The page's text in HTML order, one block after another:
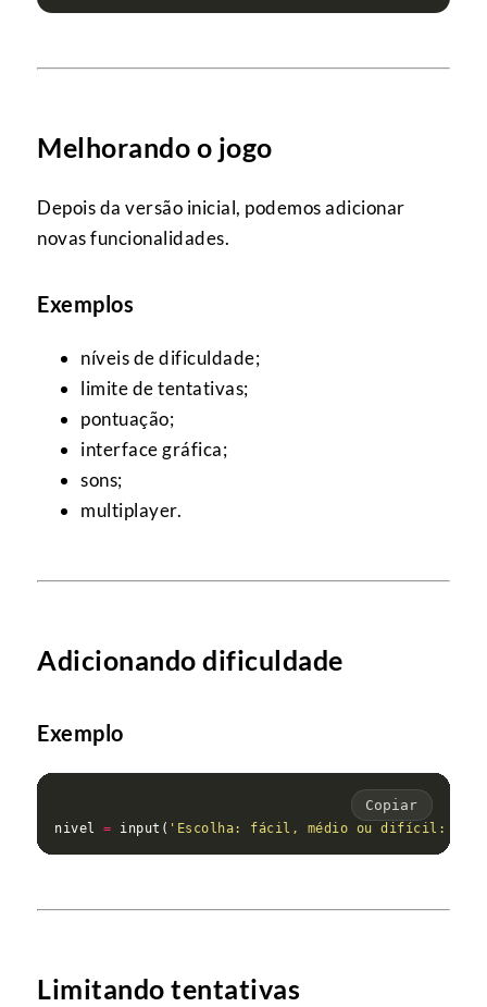
Melhorando o jogo
Depois da versão inicial, podemos adicionar
novas funcionalidades.
Exemplos
níveis de dificuldade;
limite de tentativas;
pontuação;
interface gráfica;
sons;
multiplayer.
Adicionando dificuldade
Exemplo
Copiar
nivel = input( 'Escolha: fácil, médio ou difícil: '
Limitando tentativas